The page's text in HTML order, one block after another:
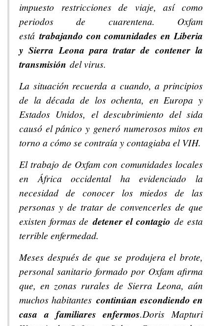
impuesto restricciones de viaje, así como
periodos de cuarentena. Oxfam
estátrabajando con comunidades en Liberia
y Sierra Leona para tratar de contener la
transmisión del virus.
La situación recuerda a cuando, a principios
de la década de los ochenta, en Europa y
Estados Unidos, el descubrimiento del sida
causó el pánico y generó numerosos mitos en
torno a cómo se contraía y contagiaba el VIH.
El trabajo de Oxfam con comunidades locales
en África occidental ha evidenciado la
necesidad de conocer los miedos de las
personas y de tratar de convencerles de que
existen formas dedetener el contagiode esta
terrible enfermedad.
Meses después de que se produjera el brote,
personal sanitario formado por Oxfam afirma
que, en zonas rurales de Sierra Leona, aún
muchos habitantes continúan escondiendo en
casa a familiares enfermos.Doris Mapturi